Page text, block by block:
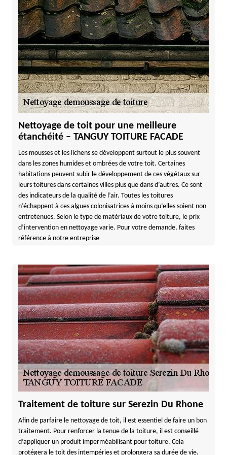
Nettoyage de toit pour une meilleure
étanchéité – TANGUY TOITURE FACADE
Les mousses et les lichens se développent surtout le plus souvent
dans les zones humides et ombrées de votre toit. Certaines
habitations peuvent subir le développement de ces végétaux sur
leurs toitures dans certaines villes plus que dans d’autres. Ce sont
des indicateurs de la qualité de l’air. Toutes les toitures
n’échappent à ces algues colonisatrices à moins qu’elles soient non
entretenues. Selon le type de matériaux de votre toiture, le prix
d’intervention en nettoyage varie. Pour votre demande, faites
référence à notre entreprise
Traitement de toiture sur Serezin Du Rhone
Afin de parfaire le nettoyage de toit, il est essentiel de faire un bon
traitement. Pour renforcer la tenue de la toiture, il est conseillé
d’appliquer un produit imperméabilisant pour toiture. Cela
protégera le toit des intempéries et prolongera sa durée de vie.